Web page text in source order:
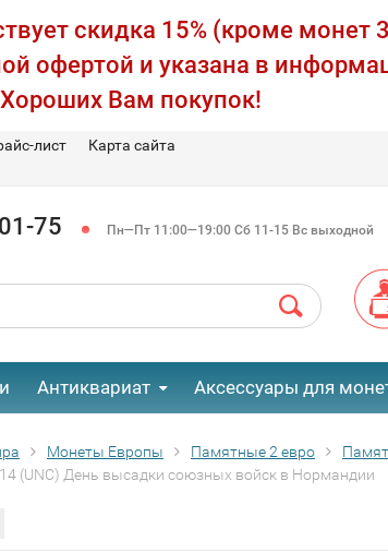
скидка 15% (кроме монет
офертой и указана в
Хороших Вам покупок!
лист
Карта сайта
75 Пн—Пт 11:00—19:00 Сб 11-15 Вс выходной
Антиквариат Аксессуары для
Монеты Европы Памятные 2 евро
(UNC) День высадки союзных войск в Нормандии